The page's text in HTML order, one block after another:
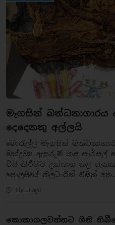
මැගසින්
දෙදෙනකු අල්ලයි
බොරැල්ල මැගසින්
මත්ද්‍රව්‍ය ඇසුරුම් කළ පාර්සල්
විසි කිරීමට උත්සාහ කළ
පොලිසියේ නිලධාරීන් විසින් අත..
1 hour ago
කොකාගලවත්තට ගිනි